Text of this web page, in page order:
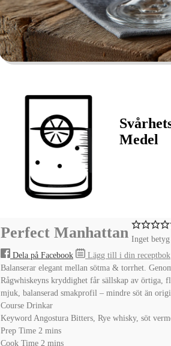
Medel
Perfect Manhattan Inget betyg
Dela på Facebook
Lägg till i din receptbok
Balanserar elegant mellan sötma & torrhet.
Rågwhiskeyns kryddighet får sällskap av örtiga,
mjuk, balanserad smakprofil – mindre söt än
Course Drinkar
KeywordAngostura Bitters, Rye whisky, söt
Prep Time 2 minutes
mins
Cook Time 2 minutes
mins